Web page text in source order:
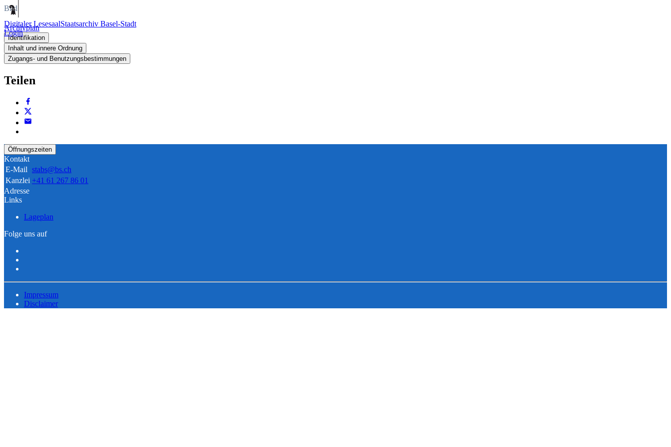
Digitaler LesesaalStaatsarchiv Basel-Stadt
Login
Bild
Archivplan
Identifikation
Inhalt und innere Ordnung
Zugangs- und Benutzungsbestimmungen
Teilen
Öffnungszeiten
Kontakt
E-Mail stabs@bs.ch
Kanzlei +41 61 267 86 01
Adresse
Links
Lageplan
Folge uns auf
Impressum
Disclaimer